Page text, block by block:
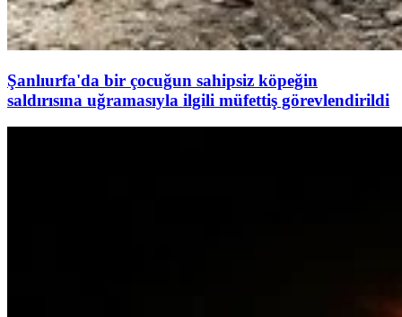
Şanlıurfa'da bir çocuğun sahipsiz köpeğin
saldırısına uğramasıyla ilgili müfettiş görevlendirildi